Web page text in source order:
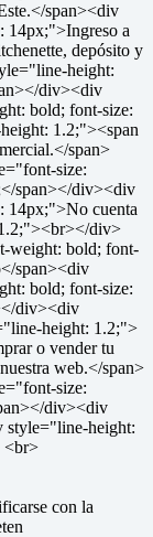
span><div
14px;">Ingreso a
depósito y
height:
div><div
bold; font-size:
1.2;"><span
span>
size:
span></div><div
14px;">No cuenta
div>
weight: bold; font-
span><div
bold; font-size:
div><div
height: 1.2;">
o vender tu
web.</span>
size:
div><div
height:
<br>
con la